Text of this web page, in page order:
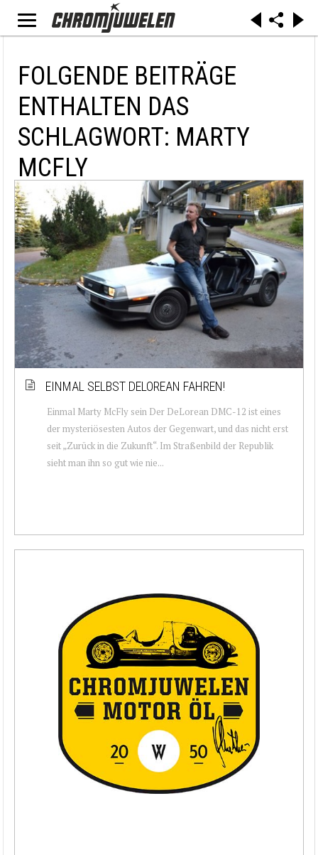
FOLGENDE BEITRÄGE
ENTHALTEN DAS
SCHLAGWORT: MARTY
MCFLY
EINMAL SELBST DELOREAN FAHREN!
Einmal Marty McFly sein Der DeLorean DMC-12 ist eines
der mysteriösesten Autos der Gegenwart, und das nicht erst
seit „Zurück in die Zukunft“. Im Straßenbild der Republik
sieht man ihn so gut wie nie...